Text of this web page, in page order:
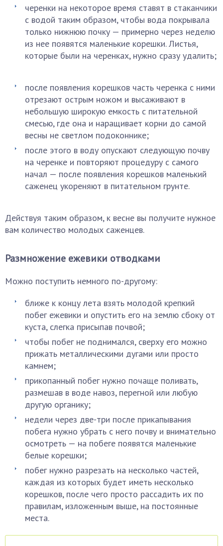
черенки на некоторое время ставят в стаканчики
с водой таким образом, чтобы вода покрывала
только нижнюю почку — примерно через неделю
из нее появятся маленькие корешки. Листья,
которые были на черенках, нужно сразу удалить;
после появления корешков часть черенка с ними
отрезают острым ножом и высаживают в
небольшую широкую емкость с питательной
смесью, где она и наращивает корни до самой
весны не светлом подоконнике;
после этого в воду опускают следующую почву
на черенке и повторяют процедуру с самого
начал — после появления корешков маленький
саженец укореняют в питательном грунте.
Действуя таким образом, к весне вы получите нужное
вам количество молодых саженцев.
Размножение ежевики отводками
Можно поступить немного по-другому:
ближе к концу лета взять молодой крепкий
побег ежевики и опустить его на землю сбоку от
куста, слегка присыпав почвой;
чтобы побег не поднимался, сверху его можно
прижать металлическими дугами или просто
камнем;
прикопанный побег нужно почаще поливать,
размешав в воде навоз, перегной или любую
другую органику;
недели через две-три после прикапывания
побега нужно убрать с него почву и внимательно
осмотреть — на побеге появятся маленькие
белые корешки;
побег нужно разрезать на несколько частей,
каждая из которых будет иметь несколько
корешков, после чего просто рассадить их по
правилам, изложенным выше, на постоянные
места.